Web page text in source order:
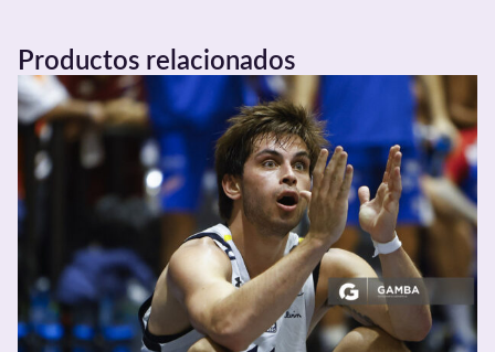
Productos relacionados